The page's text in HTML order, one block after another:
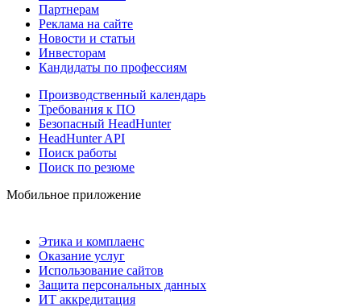
Партнерам
Реклама на сайте
Новости и статьи
Инвесторам
Кандидаты по профессиям
Производственный календарь
Требования к ПО
Безопасный HeadHunter
HeadHunter API
Поиск работы
Поиск по резюме
Мобильное приложение
Этика и комплаенс
Оказание услуг
Использование сайтов
Защита персональных данных
ИТ аккредитация